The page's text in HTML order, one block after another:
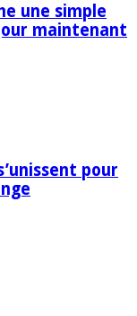
une simple
maintenant
pour